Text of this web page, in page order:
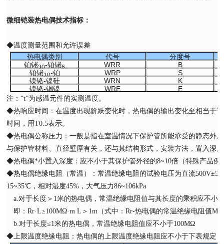
微细铠装热电偶技术指标：
◆温度测量范围和允许误差
热电偶类别 代号
分度号
铂铑30-铂铑6 WRR
B
铂铑10-铂 WRP
S
镍铬-镍硅
WRN
K
镍铬-铜镍
WRE E
注：“t”为感温元件的实测温度。
◆热响应时间：在温度出现阶跃变化时，热电偶的输出变化至相当于
时间，用T0.5表示。
◆热电偶公称压力：一般是指在室温情况下保护管所能承受的静态外
与保护管材料、直径壁厚有关，还与其结构形式，安装方法，置入深
◆热电偶*小置入深度：应不小于其保护管外径的8~10倍（特殊产品例
◆热电偶绝缘电阻（常温）：常温绝缘电阻的试验电压为直流
15~35℃，相对湿度45%，大气压力86~106kPa
a.对于长度＞1米的热电偶，常温绝缘电阻值与其长度的乘积应不小
即：Rr·L≥100MΩ·m L＞1m（式中：Rr-热电偶的常温绝缘电阻值
b.对于长度≤1米的热电偶，常温绝缘电阻值应不小于100MΩ
◆上限温度绝缘电阻：热电偶的上限温度绝缘电阻应不小于下表规定：